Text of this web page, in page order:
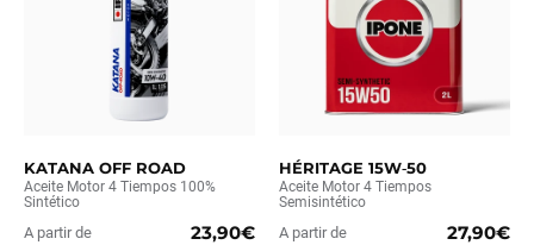
KATANA OFF ROAD
Aceite Motor 4 Tiempos 100%
Sintético
A partir de 23,90€
HÉRITAGE 15W‑50
Aceite Motor 4 Tiempos
Semisintético
A partir de 27,90€